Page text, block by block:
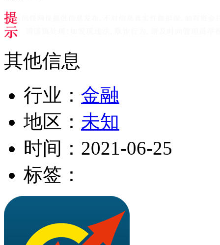
其他信息
行业： 金融
地区： 未知
时间： 2021-06-25
标签：